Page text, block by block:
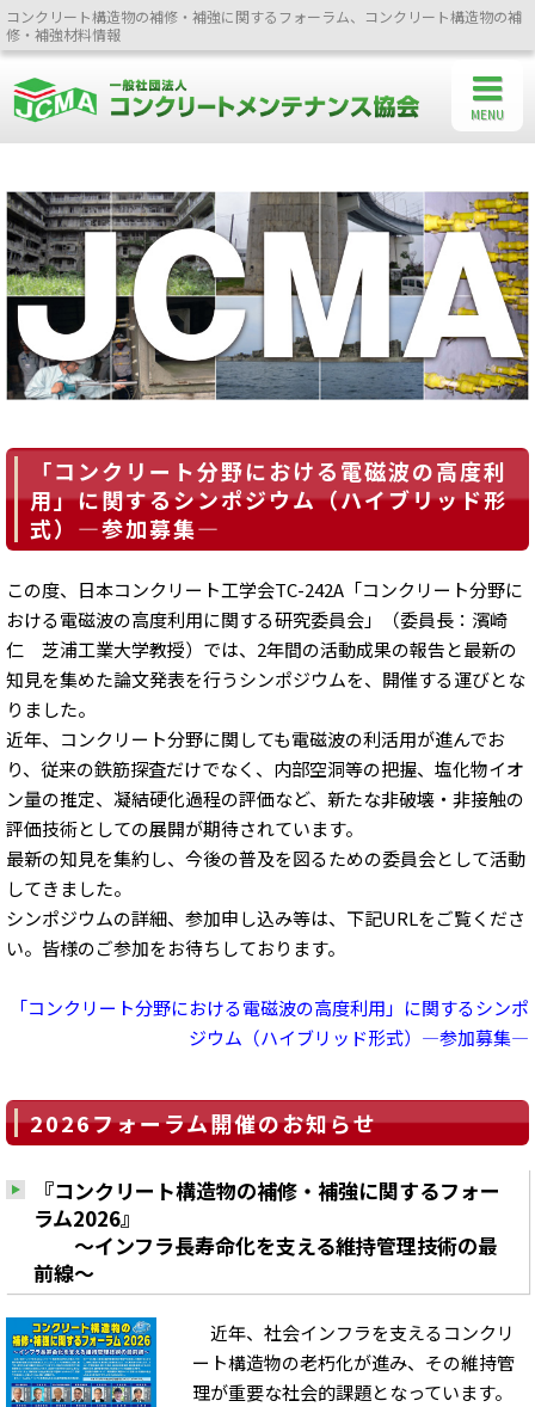
コンクリート構造物の補修・補強に関するフォーラム、コンクリート構造物の補
修・補強材料情報
「コンクリート分野における電磁波の高度利
用」に関するシンポジウム（ハイブリッド形
式）—参加募集—
この度、日本コンクリート工学会TC-242A「コンクリート分野に
おける電磁波の高度利用に関する研究委員会」（委員長：濱崎
仁 芝浦工業大学教授）では、2年間の活動成果の報告と最新の
知見を集めた論文発表を行うシンポジウムを、開催する運びとな
りました。
近年、コンクリート分野に関しても電磁波の利活用が進んでお
り、従来の鉄筋探査だけでなく、内部空洞等の把握、塩化物イオ
ン量の推定、凝結硬化過程の評価など、新たな非破壊・非接触の
評価技術としての展開が期待されています。
最新の知見を集約し、今後の普及を図るための委員会として活動
してきました。
シンポジウムの詳細、参加申し込み等は、下記URLをご覧くださ
い。皆様のご参加をお待ちしております。
「コンクリート分野における電磁波の高度利用」に関するシンポ
ジウム（ハイブリッド形式）—参加募集—
2026フォーラム開催のお知らせ
『コンクリート構造物の補修・補強に関するフォー
ラム2026』
～インフラ長寿命化を支える維持管理技術の最
前線～
近年、社会インフラを支えるコンクリ
ート構造物の老朽化が進み、その維持管
理が重要な社会的課題となっています。
MENU